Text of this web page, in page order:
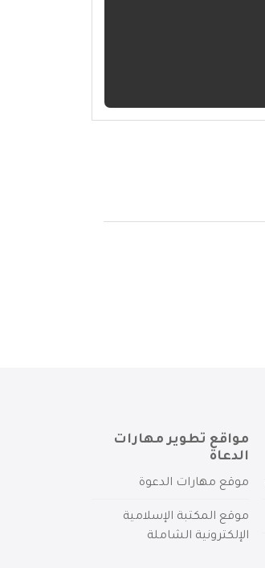
مواقع تطوير مهارات
الدعاة
موقع مهارات الدعوة
موقع المكتبة الإسلامية
الإلكترونية الشاملة